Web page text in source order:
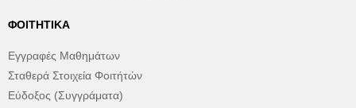
ΦΟΙΤΗΤΙΚΆ
Εγγραφές Μαθημάτων
Σταθερά Στοιχεία Φοιτήτών
Εύδοξος (Συγγράματα)